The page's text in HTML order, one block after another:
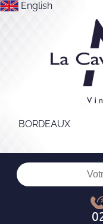
English
BORDEAUX